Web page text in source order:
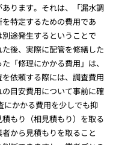
ります。それは、「漏水調
特定するための費用であ
途発生するということで
後、実際に配管を修繕した
「修理にかかる費用」は、
依頼する際には、調査費用
目安費用について事前に確
にかかる費用を少しでも抑
もり（相見積もり）を取る
から見積もりを取ること